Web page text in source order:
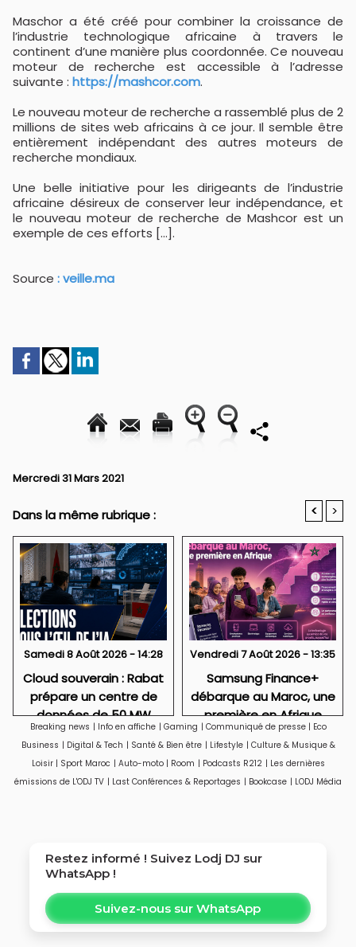
Maschor a été créé pour combiner la croissance de
l’industrie technologique africaine à travers le
continent d’une manière plus coordonnée. Ce nouveau
moteur de recherche est accessible à l’adresse
suivante : https://mashcor.com.
Le nouveau moteur de recherche a rassemblé plus de 2
millions de sites web africains à ce jour. Il semble être
entièrement indépendant des autres moteurs de
recherche mondiaux.
Une belle initiative pour les dirigeants de l’industrie
africaine désireux de conserver leur indépendance, et
le nouveau moteur de recherche de Mashcor est un
exemple de ces efforts [...].
Source : veille.ma
Mercredi 31 Mars 2021
Dans la même rubrique : < >
Samedi 8 Août 2026 - 14:28
Cloud souverain : Rabat
prépare un centre de
données de 50 MW
Vendredi 7 Août 2026 - 13:35
Samsung Finance+
débarque au Maroc, une
première en Afrique
Breaking news | Info en affiche | Gaming | Communiqué de presse | Eco
Business | Digital & Tech | Santé & Bien être | Lifestyle | Culture & Musique &
Loisir | Sport Maroc | Auto-moto | Room | Podcasts R212 | Les dernières
émissions de L'ODJ TV | Last Conférences & Reportages | Bookcase | LODJ Média
Restez informé ! Suivez Lodj DJ sur
WhatsApp !
Suivez-nous sur WhatsApp